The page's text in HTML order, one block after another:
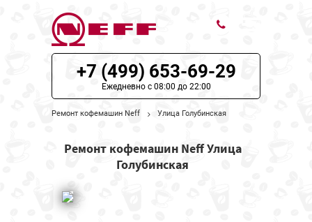
ЦЕНЫ НА РЕМОНТ
НАШИ КОНТАКТЫ
+7 (499) 653-69-29
Ежедневно с 08:00 до 22:00
Ремонт кофемашин Neff Улица Голубинская
Ремонт кофемашин Neff Улица
Голубинская